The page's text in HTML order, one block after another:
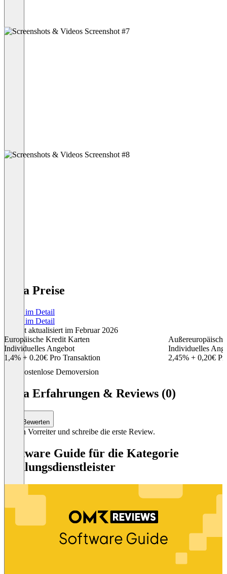
Lyra Preise
Preise im Detail
Preise im Detail
Zuletzt aktualisiert im Februar 2026
Europäische Kredit Karten
Individuelles Angebot
1,4% + 0.20€ Pro Transaktion
Individuelles
2,45% + 0,20€
Kostenlose Demoversion
Lyra Erfahrungen & Reviews (0)
Bewerten
Sei ein Vorreiter und schreibe die erste Review.
Software Guide für die Kategorie
Zahlungsdienstleister